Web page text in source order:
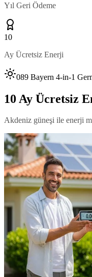
Yıl Geri Ödeme
10
Ay Ücretsiz Enerji
089 Bayern 4-in-1
10 Ay Ücretsiz
Akdeniz güneşi ile enerji